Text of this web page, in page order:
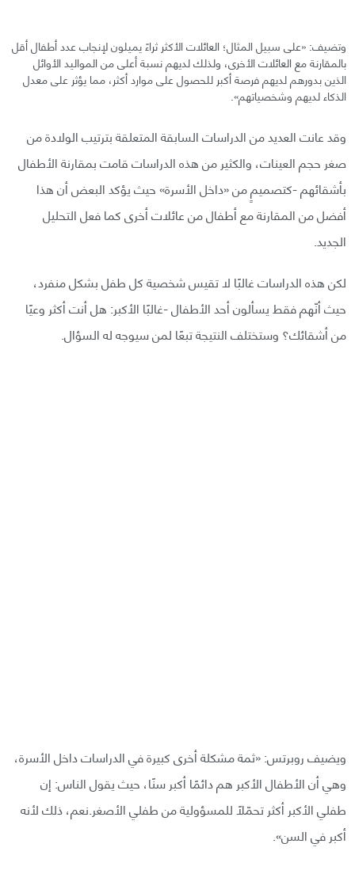
وتضيف: «على سبيل المثال؛ العائلات الأكثر ثراءً يميلون لإنجاب عدد أطفال أقل
بالمقارنة مع العائلات الأخرى، ولذلك لديهم نسبة أعلى من المواليد الأوائل
الذين بدورهم لديهم فرصة أكبر للحصول على موارد أكثر، مما يؤثر على معدل
الذكاء لديهم وشخصياتهم».
وقد عانت العديد من الدراسات السابقة المتعلقة بترتيب الولادة من
صغر حجم العينات، والكثير من هذه الدراسات قامت بمقارنة الأطفال
بأشقائهم -كتصميمٍ من «داخل الأسرة» حيث يؤكد البعض أن هذا
أفضل من المقارنة مع أطفال من عائلات أخرى كما فعل التحليل
الجديد.
لكن هذه الدراسات غالبًا لا تقيس شخصية كل طفل بشكل منفرد،
حيث أنّهم فقط يسألون أحد الأطفال -غالبًا الأكبر: هل أنت أكثر وعيًا
من أشقائك؟ وستختلف النتيجة تبعًا لمن سيوجه له السؤال.
ويضيف روبرتس: «ثمة مشكلة أخرى كبيرة في الدراسات داخل الأسرة،
وهي أن الأطفال الأكبر هم دائمًا أكبر سنًا، حيث يقول الناس: إن
طفلي الأكبر أكثر تحمّلًا للمسؤولية من طفلي الأصغر.نعم، ذلك لأنه
أكبر في السن».